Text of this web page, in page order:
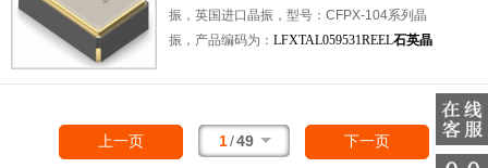
源晶振。具有超小型，轻薄型，高性能，高品
质，耐热及耐环境等特点。进口晶振，应用
振，车载控制器晶振，数码电子等应用。
振，英国进口晶振，型号：CFPX-104系列晶
振，产品编码为： LFXTAL059531REEL石英晶
±30ppm，频率容差：±20ppm，负载电容：
积晶振尺寸：5.0x3.2mm封装，四脚贴片晶
振，石英晶体谐振器，无源晶振，5032晶振，
上一页 1/49 下一页